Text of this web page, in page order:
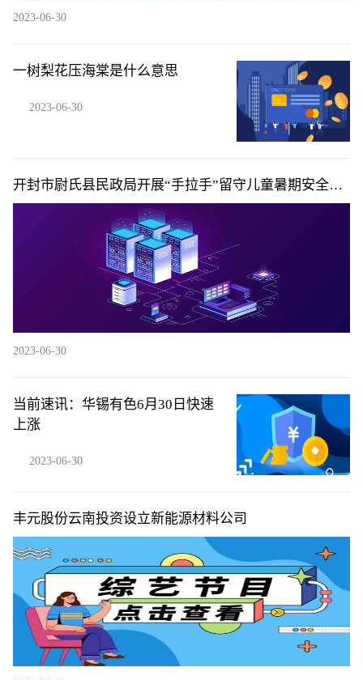
2023-06-30
一树梨花压海棠是什么意思
2023-06-30
开封市尉氏县民政局开展“手拉手”留守儿童暑期安全教
育活动|即时
2023-06-30
当前速讯：华锡有色6月30日快速
上涨
2023-06-30
丰元股份云南投资设立新能源材料公司